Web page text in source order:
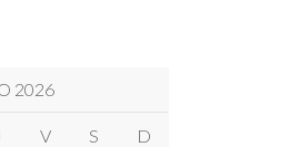
2026
V S D